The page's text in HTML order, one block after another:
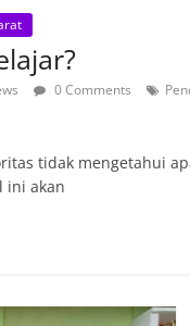
0 Comments
tidak mengetahui
ini akan